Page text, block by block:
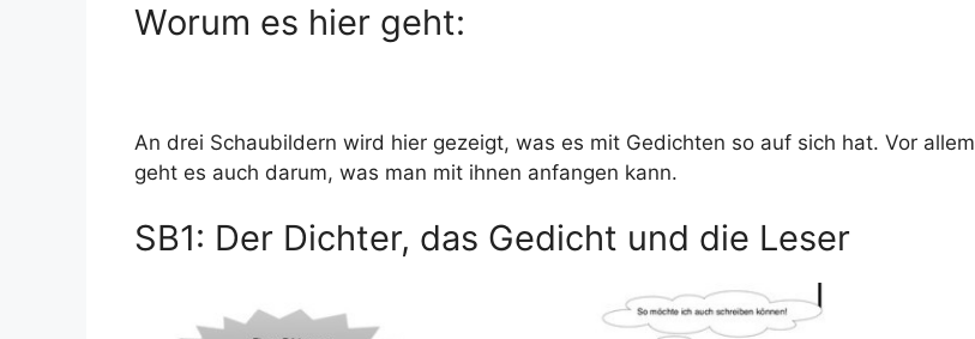
Worum es hier geht:
An drei Schaubildern wird hier gezeigt, was es mit Gedichten so auf sich hat. Vor allem
geht es auch darum, was man mit ihnen anfangen kann.
SB1: Der Dichter, das Gedicht und die Leser